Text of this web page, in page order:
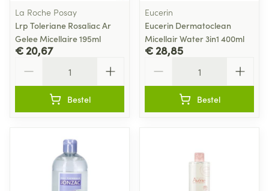
La Roche Posay
Lrp Toleriane Rosaliac Ar
Gelee Micellaire 195ml
€ 20,67
Bestel
Eucerin
Eucerin Dermatoclean
Micellair Water 3in1 400ml
€ 28,85
Bestel